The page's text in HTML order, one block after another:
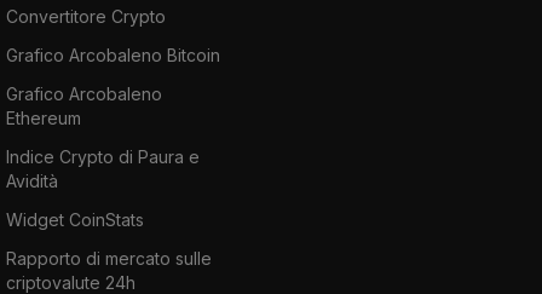
Convertitore Crypto
Grafico Arcobaleno Bitcoin
Grafico Arcobaleno
Ethereum
Indice Crypto di Paura e
Avidità
Widget CoinStats
Rapporto di mercato sulle
criptovalute 24h